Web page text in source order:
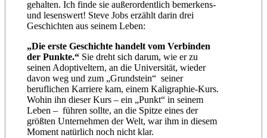
gehalten. Ich finde sie außerordentlich bemerkens-
und lesenswert! Steve Jobs erzählt darin drei
Geschichten aus seinem Leben:
„Die erste Geschichte handelt vom Verbinden
der Punkte.“ Sie dreht sich darum, wie er zu
seinen Adoptiveltern, an die Universität, wieder
davon weg und zum „Grundstein“ seiner
beruflichen Karriere kam, einem Kaligraphie-Kurs.
Wohin ihn dieser Kurs – ein „Punkt“ in seinem
Leben – führen sollte, an die Spitze eines der
größten Unternehmen der Welt, war ihm in diesem
Moment natürlich noch nicht klar.